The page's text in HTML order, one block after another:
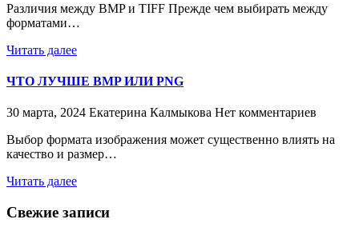
Различия между BMP и TIFF Прежде чем выбирать между
форматами…
Читать далее
ЧТО ЛУЧШЕ BMP ИЛИ PNG
30 марта, 2024 Екатерина Калмыкова Нет комментариев
Выбор формата изображения может существенно влиять на
качество и размер…
Читать далее
Свежие записи